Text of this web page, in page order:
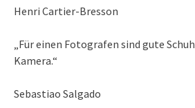
Henri Cartier-Bresson
„Für einen Fotografen sind gute
Kamera.“
Sebastiao Salgado